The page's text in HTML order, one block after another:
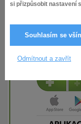
si přizpůsobit nastavení
Souhlasím se
Odmítnout a zavřít